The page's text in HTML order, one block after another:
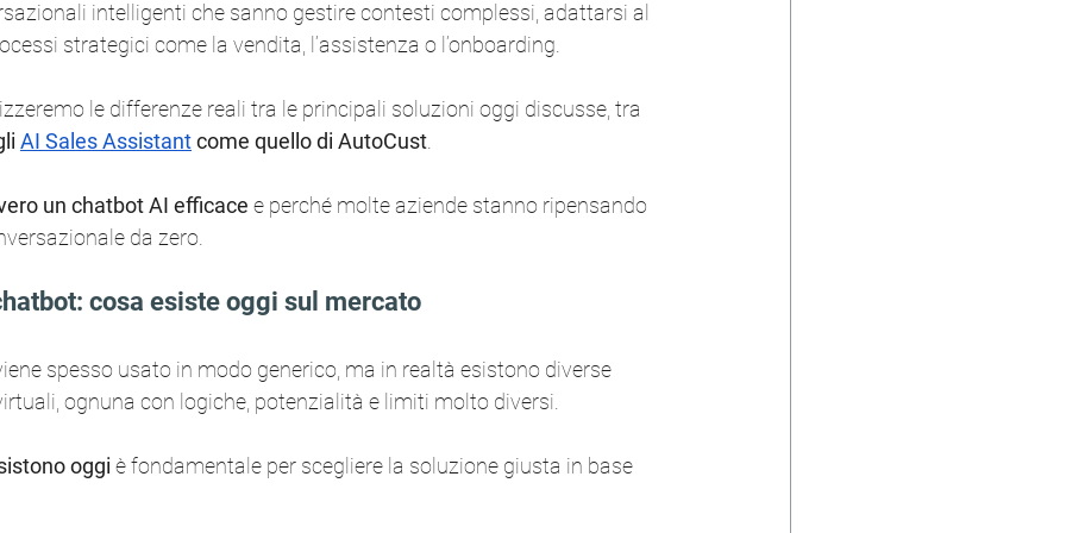
intelligenti che sanno gestire contesti complessi, adattarsi al
strategici come la vendita, l’assistenza o l’onboarding.
le differenze reali tra le principali soluzioni oggi discusse, tra
AI Sales Assistant come quello di AutoCust
un chatbot AI efficace e perché molte aziende stanno ripensando
da zero.
cosa esiste oggi sul mercato
spesso usato in modo generico, ma in realtà esistono diverse
ognuna con logiche, potenzialità e limiti molto diversi.
oggi è fondamentale per scegliere la soluzione giusta in base